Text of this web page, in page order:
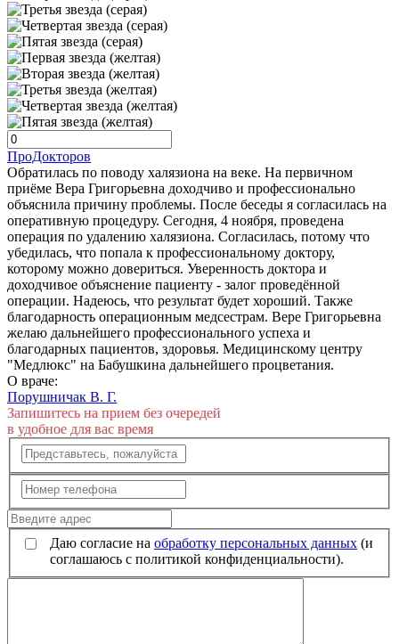
ПроДокторов
Обратилась по поводу халязиона​ на веке. На первичном
приёме Вера Григорьевна доходчиво и профессионально
объяснила причину проблемы. После беседы я согласилась на
оперативную процедуру. Сегодня, 4 ноября, проведена
операция по удалению халязиона​. Согласилась, потому что
убедилась, что попала к профессиональному доктору,
которому можно довериться. Уверенность доктора и
доходчивое объяснение пациенту - залог проведённой
операции. Надеюсь, что результат будет хороший. Также
благодарность операционным медсестрам. Вере Григорьевна
желаю дальнейшего профессионального успеха и
благодарных пациентов, здоровья. Медицинскому центру
"Медлюкс" на Бабушкина дальнейшего процветания.
О враче:
Порушничак В. Г.
Запишитесь на прием без очередей
в удобное для вас время
Даю согласие на обработку персональных данных (и
соглашаюсь с политикой конфиденциальности).